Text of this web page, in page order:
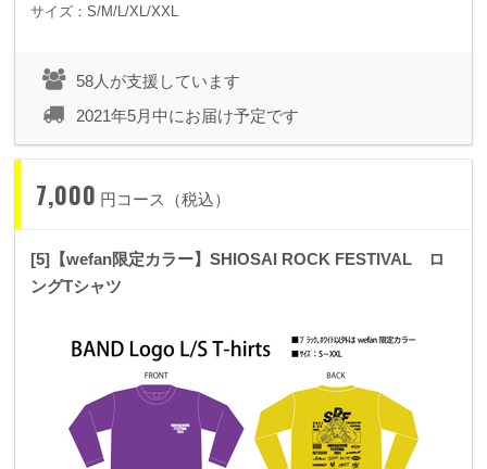
サイズ：S/M/L/XL/XXL
58人が支援しています
2021年5月中にお届け予定です
7,000 円コース（税込）
[5]【wefan限定カラー】SHIOSAI ROCK FESTIVAL ロ
ングTシャツ